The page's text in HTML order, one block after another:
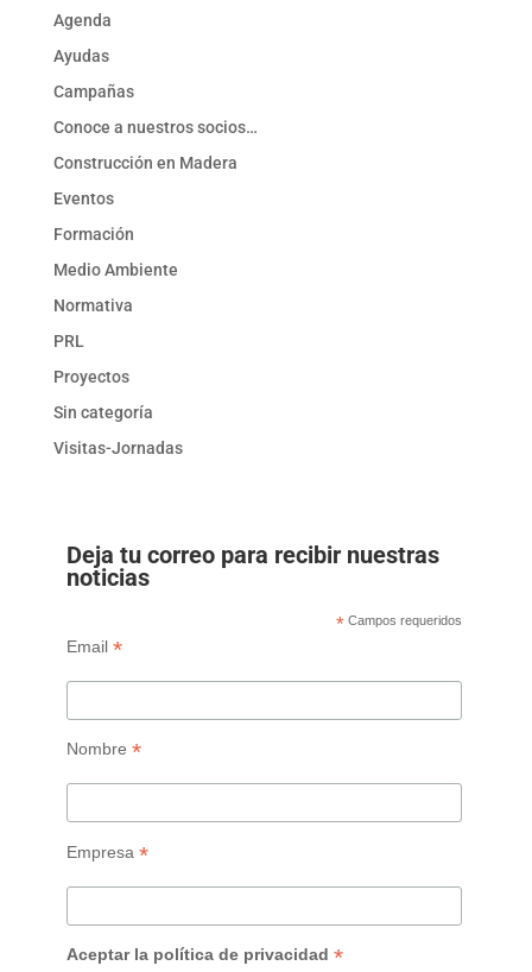
Agenda
Ayudas
Campañas
Conoce a nuestros socios…
Construcción en Madera
Eventos
Formación
Medio Ambiente
Normativa
PRL
Proyectos
Sin categoría
Visitas-Jornadas
Deja tu correo para recibir nuestras
noticias
* Campos requeridos
Email *
Nombre *
Empresa *
Aceptar la política de privacidad *